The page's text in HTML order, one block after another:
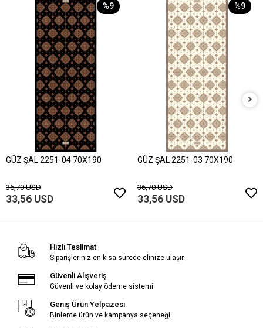
%9
GÜZ ŞAL 2251-04 70X190
36,70 USD
33,56 USD
%9
GÜZ ŞAL 2251-03 70X190
36,70 USD
33,56 USD
Hızlı Teslimat
Siparişleriniz en kısa sürede elinize ulaşır.
Güvenli Alışveriş
Güvenli ve kolay ödeme sistemi
Geniş Ürün Yelpazesi
Binlerce ürün ve kampanya seçeneği